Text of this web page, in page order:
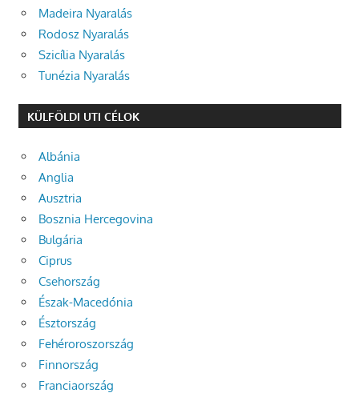
Madeira Nyaralás
Rodosz Nyaralás
Szicília Nyaralás
Tunézia Nyaralás
KÜLFÖLDI UTI CÉLOK
Albánia
Anglia
Ausztria
Bosznia Hercegovina
Bulgária
Ciprus
Csehország
Észak-Macedónia
Észtország
Fehéroroszország
Finnország
Franciaország